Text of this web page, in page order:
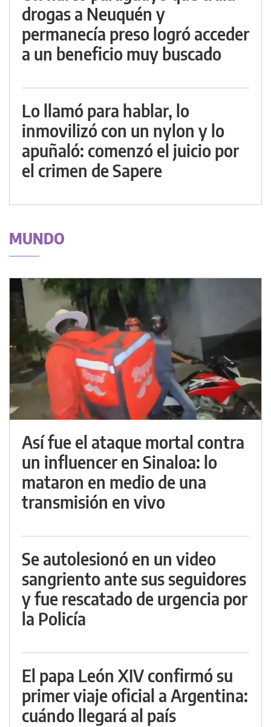
drogas a Neuquén y
permanecía preso logró acceder
a un beneficio muy buscado
Lo llamó para hablar, lo
inmovilizó con un nylon y lo
apuñaló: comenzó el juicio por
el crimen de Sapere
MUNDO
Así fue el ataque mortal contra
un influencer en Sinaloa: lo
mataron en medio de una
transmisión en vivo
Se autolesionó en un video
sangriento ante sus seguidores
y fue rescatado de urgencia por
la Policía
El papa León XIV confirmó su
primer viaje oficial a Argentina:
cuándo llegará al país